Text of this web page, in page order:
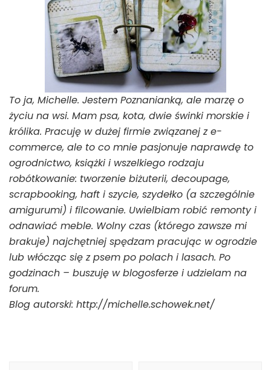
To ja, Michelle. Jestem Poznanianką, ale marzę o
życiu na wsi. Mam psa, kota, dwie świnki morskie i
królika. Pracuję w dużej firmie związanej z e-
commerce, ale to co mnie pasjonuje naprawdę to
ogrodnictwo, książki i wszelkiego rodzaju
robótkowanie: tworzenie biżuterii, decoupage,
scrapbooking, haft i szycie, szydełko (a szczególnie
amigurumi) i filcowanie. Uwielbiam robić remonty i
odnawiać meble. Wolny czas (którego zawsze mi
brakuje) najchętniej spędzam pracując w ogrodzie
lub włócząc się z psem po polach i lasach. Po
godzinach – buszuję w blogosferze i udzielam na
forum.
Blog autorski: http://michelle.schowek.net/